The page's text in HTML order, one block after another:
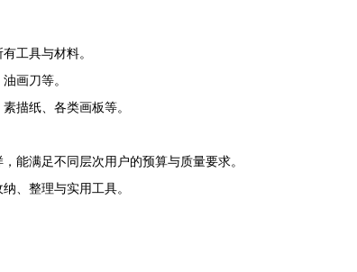
工具与材料。
画刀等。
描纸、各类画板等。
能满足不同层次用户的预算与质量要求。
、整理与实用工具。